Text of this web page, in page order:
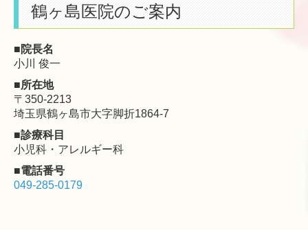
鶴ヶ島医院のご案内
■院長名
小川 俊一
■所在地
〒350-2213
埼玉県鶴ヶ島市大字脚折1864-7
■診療科目
小児科・アレルギー科
■電話番号
049-285-0179